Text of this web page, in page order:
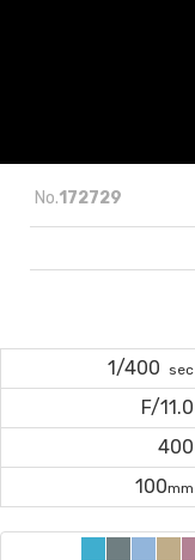
No.172729
sec
1/400
F/11.0
400
100mm